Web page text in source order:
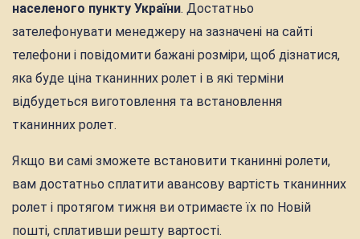
населеного пункту України. Достатньо
зателефонувати менеджеру на зазначені на сайті
телефони і повідомити бажані розміри, щоб дізнатися,
яка буде ціна тканинних ролет і в які терміни
відбудеться виготовлення та встановлення
тканинних ролет.
Якщо ви самі зможете встановити тканинні ролети,
вам достатньо сплатити авансову вартість тканинних
ролет і протягом тижня ви отримаєте їх по Новій
пошті, сплативши решту вартості.